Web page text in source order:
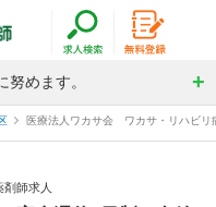
めます。
医療法人ワカサ会 ワカサ・リハビリ
剤師求人